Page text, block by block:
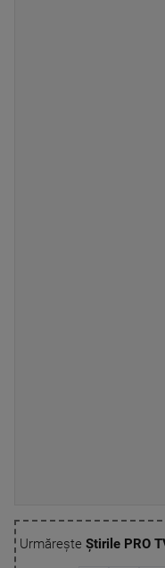
Urmărește Știrile PRO